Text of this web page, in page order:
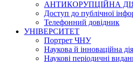
АНТИКОРУПЦІЙНА
Доступ до публічної
Телефонний довідник
УНІВЕРСИТЕТ
Портрет ЧНУ
Наукова й інноваційна
Наукові періодичні